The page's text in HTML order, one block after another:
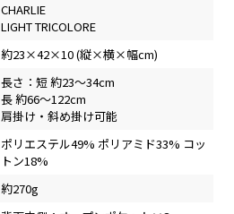
CHARLIE
LIGHT TRICOLORE
約23×42×10 (縦×横×幅cm)
長さ：短 約23～34cm
長 約66～122cm
肩掛け・斜め掛け可能
ポリエステル49% ポリアミド33% コッ
トン18%
約270g